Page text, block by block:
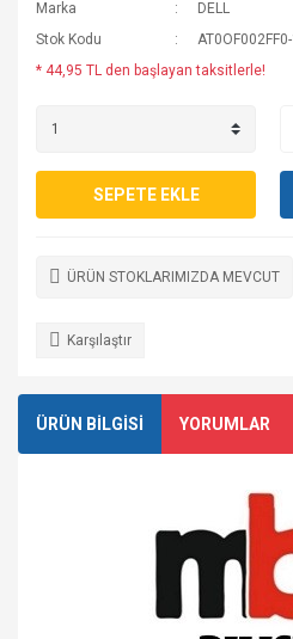
Marka
DELL
Stok Kodu
AT0OF002FF0-
* 44,95 TL den başlayan taksitlerle!
SEPETE EKLE
ÜRÜN STOKLARIMIZDA MEVCUT
Karşılaştır
ÜRÜN BİLGİSİ YORUMLAR